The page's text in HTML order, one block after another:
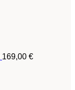
169,00 €